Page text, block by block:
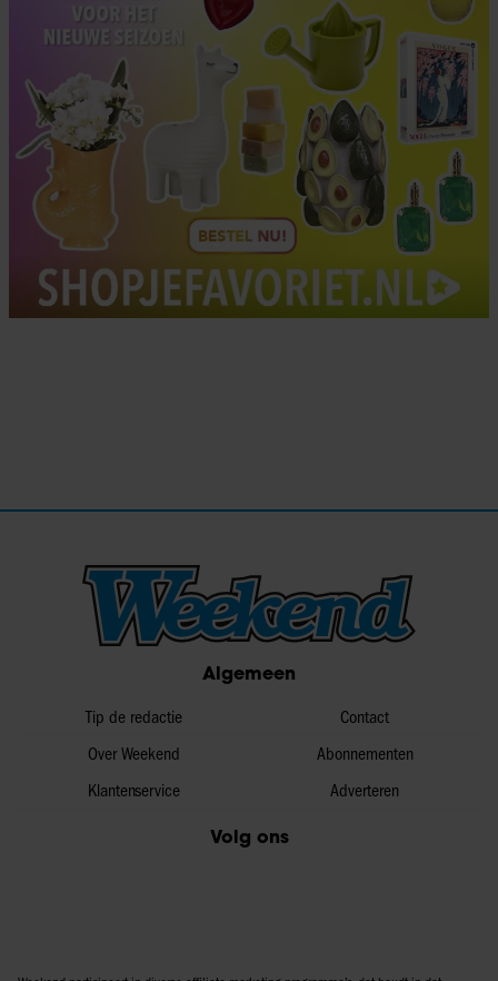
Algemeen
Tip de redactie
Over Weekend
Klantenservice
Contact
Abonnementen
Adverteren
Volg ons